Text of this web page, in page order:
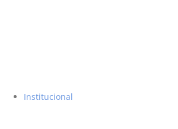
Institucional